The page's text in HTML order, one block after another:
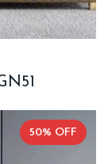
50% OFF